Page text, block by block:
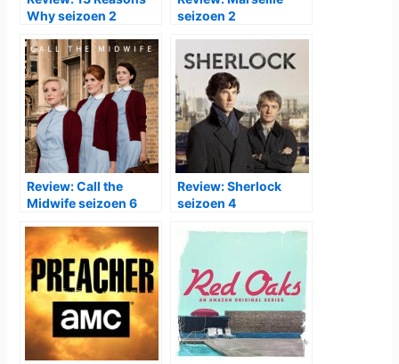
Why seizoen 2
seizoen 2
Review: Call the
Midwife seizoen 6
Review: Sherlock
seizoen 4